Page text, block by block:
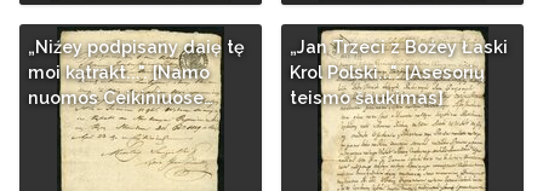
„Niźey podpisany daię tę
moi kątrakt...". [Namo
nuomos Ceikiniuose…
„Jan Trzeci z Boźey Łaski
Krol Polski...". [Asesorių
teismo šaukimas]